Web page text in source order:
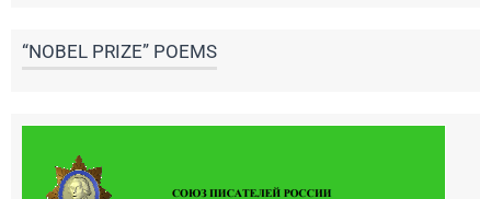
“NOBEL PRIZE” POEMS